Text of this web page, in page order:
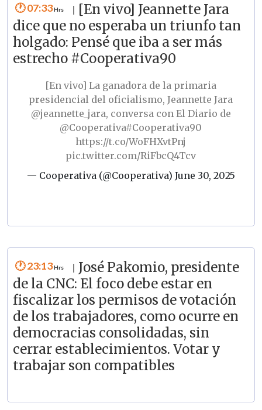
07:33
[En vivo] Jeannette Jara
dice que no esperaba un triunfo tan
holgado: Pensé que iba a ser más
estrecho #Cooperativa90
[En vivo] La ganadora de la primaria
presidencial del oficialismo, Jeannette Jara
@jeannette_jara, conversa con El Diario de
@Cooperativa#Cooperativa90
https://t.co/WoFHXvtPnj
pic.twitter.com/RiFbcQ4Tcv
— Cooperativa (@Cooperativa) June 30, 2025
23:13
José Pakomio, presidente
de la CNC: El foco debe estar en
fiscalizar los permisos de votación
de los trabajadores, como ocurre en
democracias consolidadas, sin
cerrar establecimientos. Votar y
trabajar son compatibles